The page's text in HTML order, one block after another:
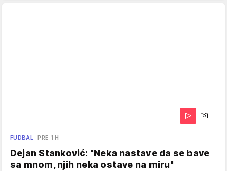
FUDBAL PRE 1 H
Dejan Stanković: "Neka nastave da se bave
sa mnom, njih neka ostave na miru"